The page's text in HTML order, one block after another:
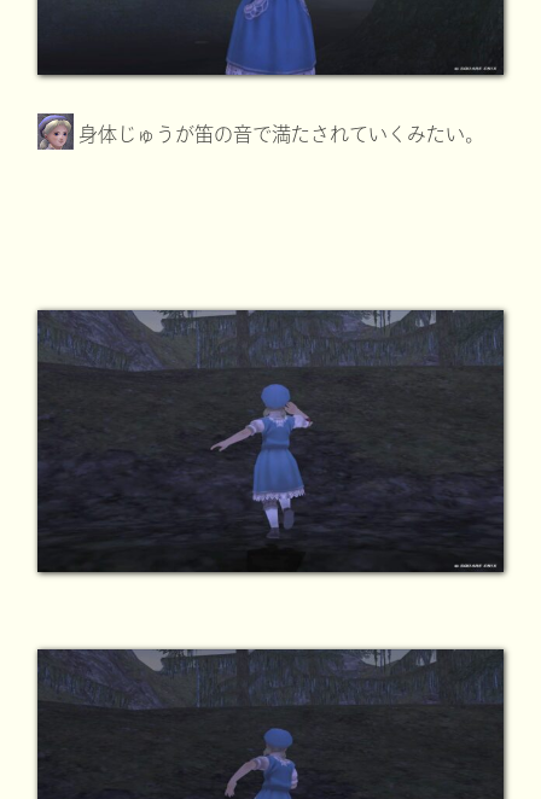
身体じゅうが笛の音で満たされていくみたい。